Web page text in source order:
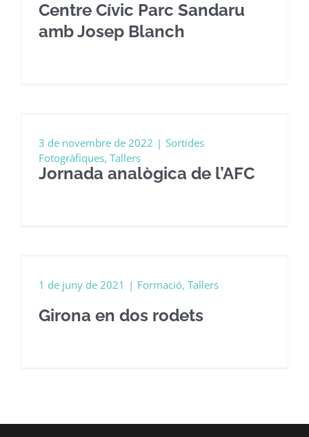
Centre Cívic Parc Sandaru
amb Josep Blanch
Jornada analògica de l’AFC
3 de novembre de 2022 | Sortides
Fotogràfiques, Tallers
Girona en dos rodets
1 de juny de 2021 | Formació, Tallers